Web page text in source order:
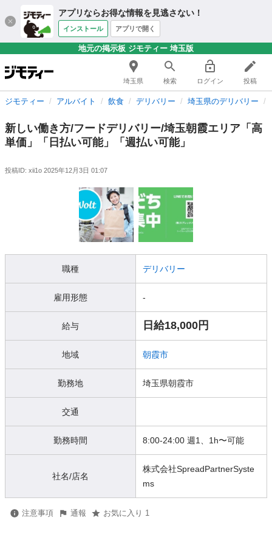
アプリならお得な情報を見逃さない！
インストール アプリで開く
地元の掲示板 ジモティー 埼玉版
埼玉県 検索 ログイン 投稿
ジモティー アルバイト 飲食 デリバリー 埼玉県のデリバリー
新しい働き方/フードデリバリー/埼玉朝霞エリア「高
単価」「日払い可能」「週払い可能」
投稿ID: xii1o 2025年12月3日 01:07
職種 デリバリー
雇用形態 -
給与 日給18,000円
地域 朝霞市
勤務地 埼玉県朝霞市
交通
勤務時間 8:00-24:00 週1、1h〜可能
社名/店名
株式会社SpreadPartnerSyste
ms
注意事項 通報 お気に入り 1